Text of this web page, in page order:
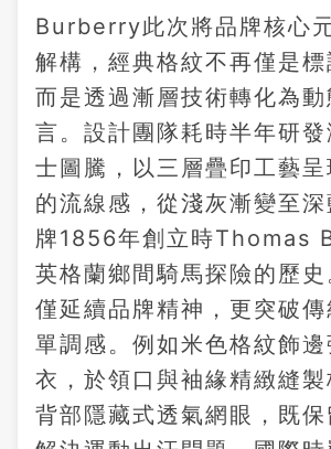
Burberry此次將品牌核心
解構，經典格紋不再僅是標
而是透過漸層技術轉化為
言。設計團隊耗時半年研
士圖騰，以三層疊印工藝
的流線感，從淺灰漸變至
牌1856年創立時Thomas
英格蘭鄉間騎馬探險的歷
僅延續品牌精神，更突破
單調感。例如米色格紋飾
衣，於領口與袖緣精緻縫
背部隱藏式透氣網眼，既保